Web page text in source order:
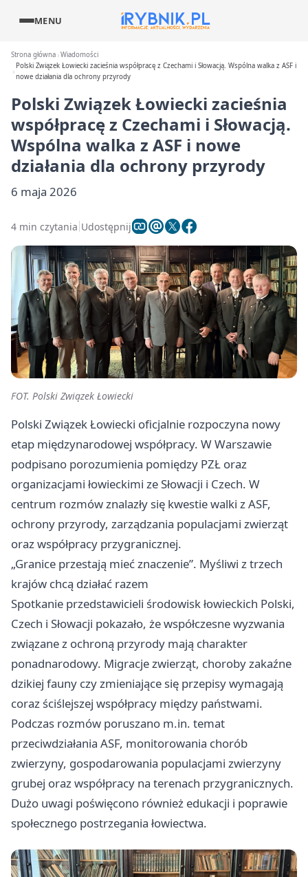
MENU
Strona główna Wiadomości
Polski Związek Łowiecki zacieśnia współpracę z Czechami i Słowacją. Wspólna walka z ASF i
nowe działania dla ochrony przyrody
Polski Związek Łowiecki zacieśnia
współpracę z Czechami i Słowacją.
Wspólna walka z ASF i nowe
działania dla ochrony przyrody
6 maja 2026
4 min czytania Udostępnij
FOT. Polski Związek Łowiecki
Polski Związek Łowiecki oficjalnie rozpoczyna nowy
etap międzynarodowej współpracy. W Warszawie
podpisano porozumienia pomiędzy PZŁ oraz
organizacjami łowieckimi ze Słowacji i Czech. W
centrum rozmów znalazły się kwestie walki z ASF,
ochrony przyrody, zarządzania populacjami zwierząt
oraz współpracy przygranicznej.
„Granice przestają mieć znaczenie”. Myśliwi z trzech
krajów chcą działać razem
Spotkanie przedstawicieli środowisk łowieckich Polski,
Czech i Słowacji pokazało, że współczesne wyzwania
związane z ochroną przyrody mają charakter
ponadnarodowy. Migracje zwierząt, choroby zakaźne
dzikiej fauny czy zmieniające się przepisy wymagają
coraz ściślejszej współpracy między państwami.
Podczas rozmów poruszano m.in. temat
przeciwdziałania ASF, monitorowania chorób
zwierzyny, gospodarowania populacjami zwierzyny
grubej oraz współpracy na terenach przygranicznych.
Dużo uwagi poświęcono również edukacji i poprawie
społecznego postrzegania łowiectwa.